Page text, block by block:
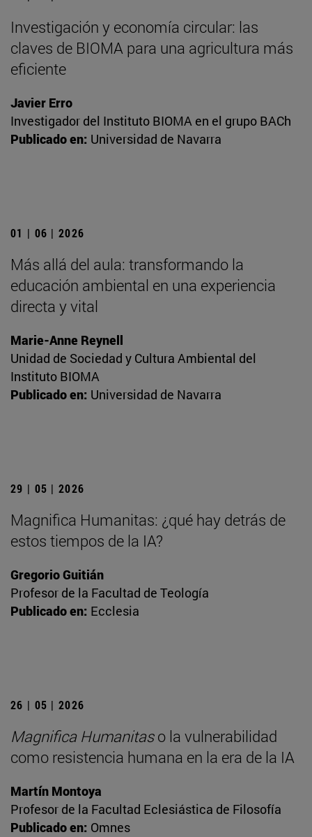
Investigación y economía circular: las
claves de BIOMA para una agricultura más
eficiente
Javier Erro
Investigador del Instituto BIOMA en el grupo BACh
Publicado en: Universidad de Navarra
01 | 06 | 2026
Más allá del aula: transformando la
educación ambiental en una experiencia
directa y vital
Marie-Anne Reynell
Unidad de Sociedad y Cultura Ambiental del
Instituto BIOMA
Publicado en: Universidad de Navarra
29 | 05 | 2026
Magnifica Humanitas: ¿qué hay detrás de
estos tiempos de la IA?
Gregorio Guitián
Profesor de la Facultad de Teología
Publicado en: Ecclesia
26 | 05 | 2026
Magnifica Humanitaso la vulnerabilidad
como resistencia humana en la era de la IA
Martín Montoya
Profesor de la Facultad Eclesiástica de Filosofía
Publicado en: Omnes